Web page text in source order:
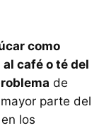
como
café o té del
de
parte del
los